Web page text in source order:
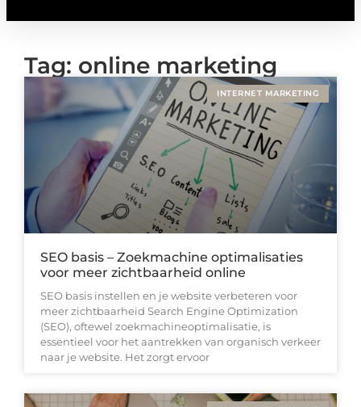
Tag: online marketing
INTERNET MARKETING
SEO basis – Zoekmachine optimalisaties
voor meer zichtbaarheid online
SEO basis instellen en je website verbeteren voor
meer zichtbaarheid Search Engine Optimization
(SEO), oftewel zoekmachineoptimalisatie, is
essentieel voor het aantrekken van organisch verkeer
naar je website. Het zorgt ervoor